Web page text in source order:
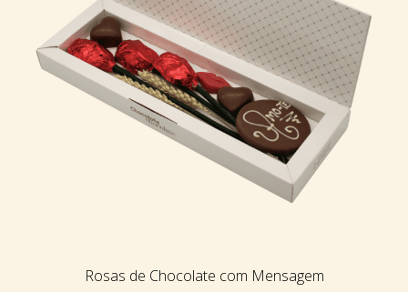
Rosas de Chocolate com Mensagem